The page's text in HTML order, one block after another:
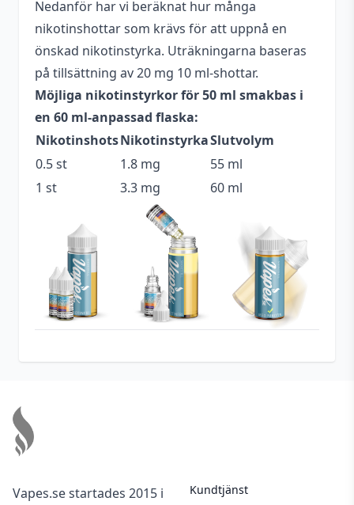
Nedanför har vi beräknat hur många
nikotinshottar som krävs för att uppnå en
önskad nikotinstyrka. Uträkningarna baseras
på tillsättning av 20 mg 10 ml-shottar.
Möjliga nikotinstyrkor för 50 ml smakbas i
en 60 ml-anpassad flaska:
NikotinshotsNikotinstyrkaSlutvolym
0.5 st
1.8 mg
55 ml
1 st
3.3 mg 60 ml
nikotinshots
Anpassad för
3 mg
Beskrivande Fruktig,Kylig
Smakprofil
Fanta,Mentol
Vindruva
60 ml
Blandning
70VG / 30PG
Innehåller
cooling
Ja
Serie
Fantasi
Tillverkare
Fantasi Lab Venture
Vapes.se startades 2015 i
Kundtjänst